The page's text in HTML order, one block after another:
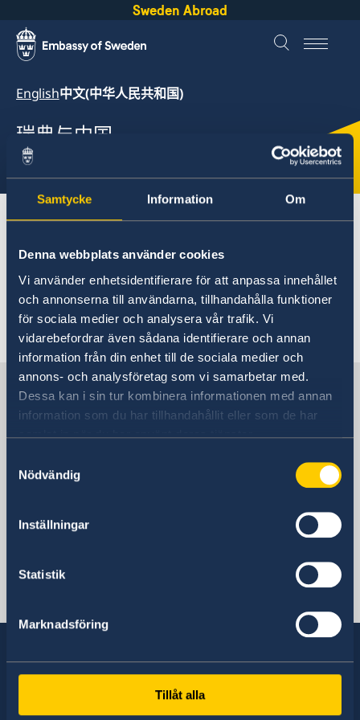
Samtycke Information Om
Denna webbplats använder cookies
Vi använder enhetsidentifierare för att anpassa innehållet
och annonserna till användarna, tillhandahålla funktioner
för sociala medier och analysera vår trafik. Vi
vidarebefordrar även sådana identifierare och annan
information från din enhet till de sociala medier och
annons- och analysföretag som vi samarbetar med.
Dessa kan i sin tur kombinera informationen med annan
information som du har tillhandahållit eller som de har
samlat in när du har använt deras tjänster.
Nödvändig
Inställningar
Statistik
Marknadsföring
Tillåt alla
Sweden Abroad
English中文(中华人民共和国)
瑞典与中国
中国
About Sweden 中国 商业与贸易
中国
访问瑞典
瑞典申根签证
旅游医疗保险
申诉
访问超过 90 天 - 探访居留许可及D签证
在瑞典学习
在瑞典工作
在瑞典家庭团聚
ADS 签证 - 团体旅游签证
录取生物信息
欧盟公民家庭成员
商业与贸易
贸易与推广
医疗保健/生命科学
瑞典可持续运输解决方案
瑞典与中国贸易
贸易障碍
商业与贸易
瑞典在中国
瑞典驻华大使馆
上海
瑞典领事馆
电话
+86 21 5359 9610
Sweden has diplomatic relations with almost
all states in the world, with embassies and